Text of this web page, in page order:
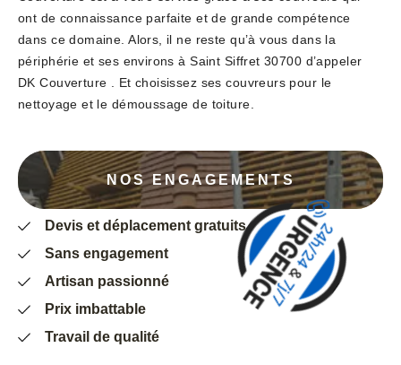
ont de connaissance parfaite et de grande compétence
dans ce domaine. Alors, il ne reste qu’à vous dans la
périphérie et ses environs à Saint Siffret 30700 d’appeler
DK Couverture . Et choisissez ses couvreurs pour le
nettoyage et le démoussage de toiture.
NOS ENGAGEMENTS
Devis et déplacement gratuits
Sans engagement
Artisan passionné
Prix imbattable
Travail de qualité